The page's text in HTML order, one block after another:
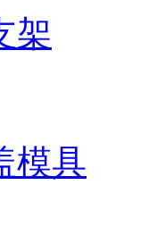
架
模具